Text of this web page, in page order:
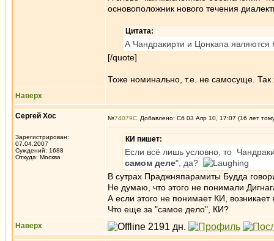
основоположник нового течения
Цитата:
А Чандракирти и Цонкапа
[/quote]
Тоже номинально, т.е. не самосуще.
Наверх
Сергей Хос
Зарегистрирован:
07.04.2007
Суждений: 1688
Откуда: Москва
№74079 Добавлено: Сб 03 Апр 10, 17:07 (16 лет
КИ пишет:
Если всё лишь условно, то
самом деле", да?
В сутрах Праджняпарамиты Будда
Не думаю, что этого не понимали
А если этого не понимает КИ,
Что еще за "самое дело", КИ?
Наверх